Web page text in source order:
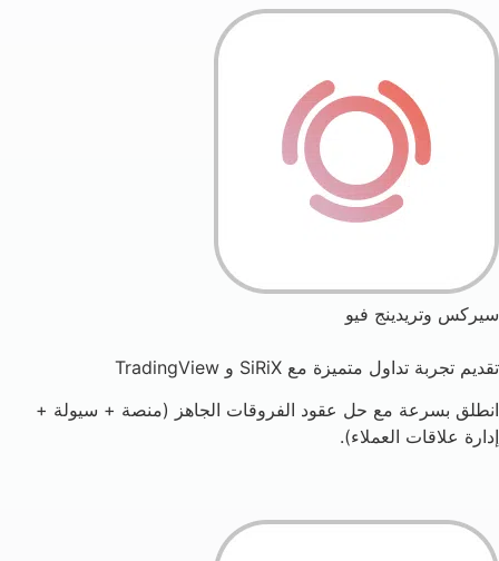
سيركس وتريدينج فيو
تقديم تجربة تداول متميزة مع SiRiX و TradingView
انطلق بسرعة مع حل عقود الفروقات الجاهز (منصة + سيولة +
إدارة علاقات العملاء).